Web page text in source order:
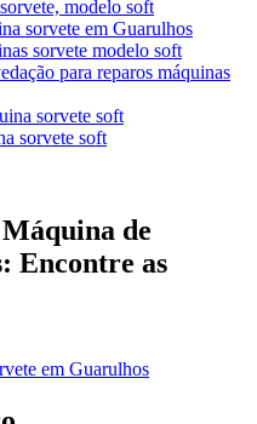
modelo soft
sorvete em Guarulhos
sorvete modelo soft
para reparos máquinas
sorvete soft
sorvete soft
de
Encontre as
em Guarulhos